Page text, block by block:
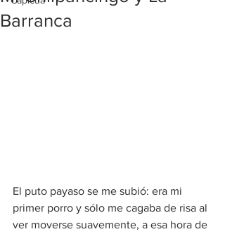
Barranca
El puto payaso se me subió: era mi
primer porro y sólo me cagaba de risa al
ver moverse suavemente, a esa hora de